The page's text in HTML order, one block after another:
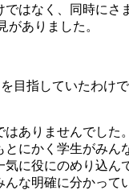
ではなく、同時に
がありました。
目指していたわけで
ありませんでした
にかく学生がみん
気に役にのめり込
な明確に分かって